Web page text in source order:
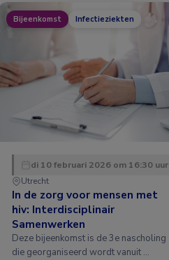
Bijeenkomst Infectieziekten
di 10 februari 2026 om 16:30 uur
Utrecht
In de zorg voor mensen met
hiv: Interdisciplinair
Samenwerken
Deze bijeenkomst is de 3e nascholing
die georganiseerd wordt vanuit …